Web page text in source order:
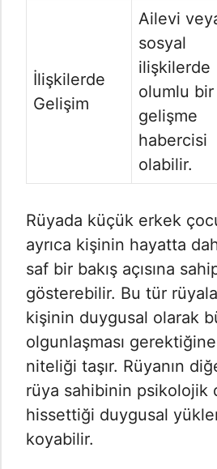
İlişkilerde
Gelişim
Ailevi
sosyal
ilişkilerde
olumlu bir
gelişme
habercisi
olabilir.
Rüyada küçük erkek
ayrıca kişinin hayatta
saf bir bakış açısına
gösterebilir. Bu tür
kişinin duygusal olarak
olgunlaşması
niteliği taşır. Rüyanın
rüya sahibinin psikolojik
hissettiği duygusal
koyabilir.